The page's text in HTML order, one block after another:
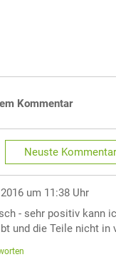
Kommentar
Neuste
um 11:38 Uhr
- sehr positiv kann
und die Teile nicht in